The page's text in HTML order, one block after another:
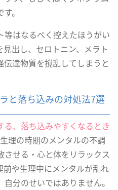
。
はなるべく控えたほうがい
出し、セロトニン、メラト
達物質を撹乱してしまうと
と落ち込みの対処法7選
、落ち込みやすくなるとき
理の時期のメンタルの不調
させる・心と体をリラックス
前や生理中にメンタルが乱れ
分のせいではありません。